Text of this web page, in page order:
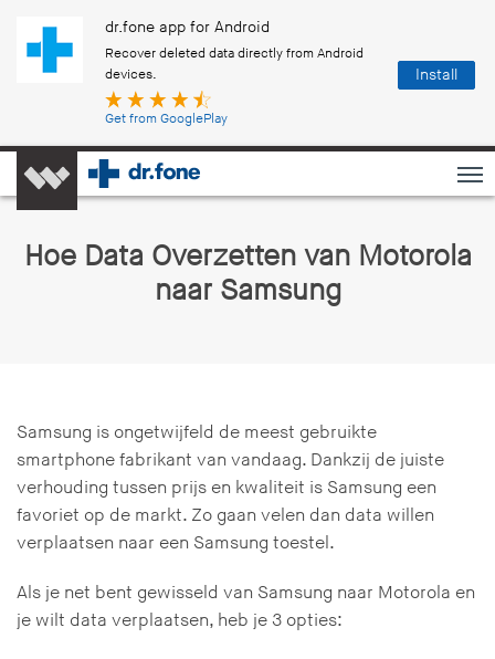
dr.fone app for Android
Recover deleted data directly from Android
devices.
Get from GooglePlay
Install
Hoe Data Overzetten van Motorola
naar Samsung
Samsung is ongetwijfeld de meest gebruikte
smartphone fabrikant van vandaag. Dankzij de juiste
verhouding tussen prijs en kwaliteit is Samsung een
favoriet op de markt. Zo gaan velen dan data willen
verplaatsen naar een Samsung toestel.
Als je net bent gewisseld van Samsung naar Motorola en
je wilt data verplaatsen, heb je 3 opties: